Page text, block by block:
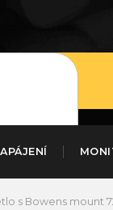
s Bowens mount